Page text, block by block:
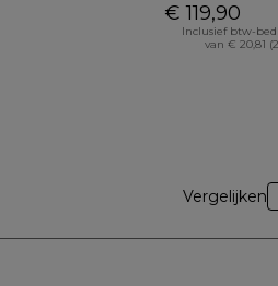
€ 119,90
Inclusief btw-
van € 20,81
Vergelijken